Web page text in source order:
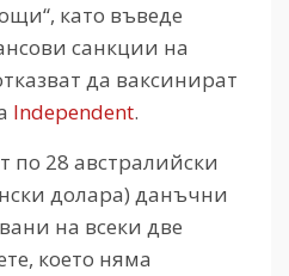
като въведе
санкции на
да ваксинират
Independent.
по 28 австралийски
долара) данъчни
на всеки две
което няма